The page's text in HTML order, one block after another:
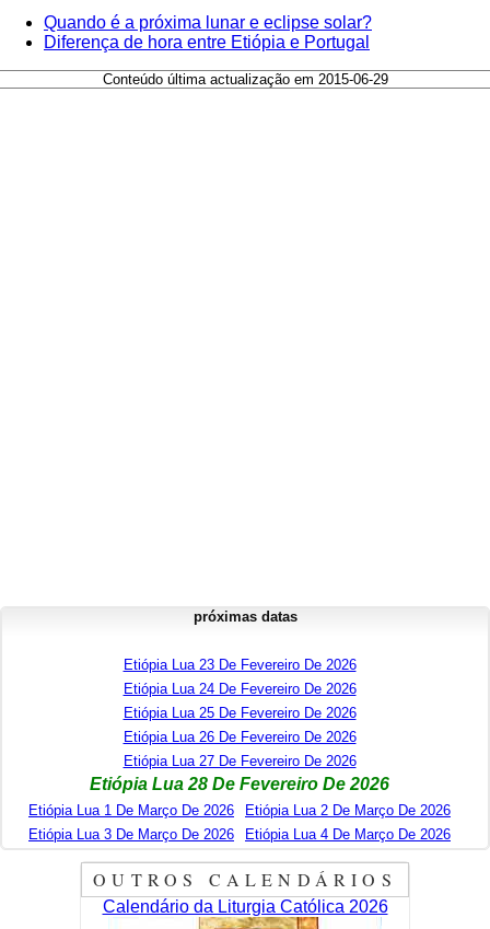
Quando é a próxima lunar e eclipse solar?
Diferença de hora entre Etiópia e Portugal
Conteúdo última actualização em 2015-06-29
próximas datas
Etiópia Lua 23 De Fevereiro De 2026
Etiópia Lua 24 De Fevereiro De 2026
Etiópia Lua 25 De Fevereiro De 2026
Etiópia Lua 26 De Fevereiro De 2026
Etiópia Lua 27 De Fevereiro De 2026
Etiópia Lua 28 De Fevereiro De 2026
Etiópia Lua 1 De Março De 2026
Etiópia Lua 2 De Março De 2026
Etiópia Lua 3 De Março De 2026
Etiópia Lua 4 De Março De 2026
OUTROS CALENDÁRIOS
Calendário da Liturgia Católica 2026